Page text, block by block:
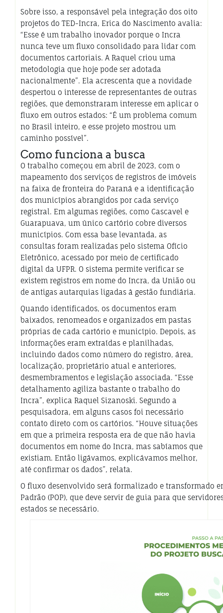
Sobre isso, a responsável pela integração dos oito
projetos do TED-Incra, Erica do Nascimento avalia:
“Esse é um trabalho inovador porque o Incra
nunca teve um fluxo consolidado para lidar com
documentos cartoriais. A Raquel criou uma
metodologia que hoje pode ser adotada
nacionalmente”. Ela acrescenta que a novidade
despertou o interesse de representantes de outras
regiões, que demonstraram interesse em aplicar o
fluxo em outros estados: “É um problema comum
no Brasil inteiro, e esse projeto mostrou um
caminho possível”.
Como funciona a busca
O trabalho começou em abril de 2023, com o
mapeamento dos serviços de registros de imóveis
na faixa de fronteira do Paraná e a identificação
dos municípios abrangidos por cada serviço
registral. Em algumas regiões, como Cascavel e
Guarapuava, um único cartório cobre diversos
municípios. Com essa base levantada, as
consultas foram realizadas pelo sistema Ofício
Eletrônico, acessado por meio de certificado
digital da UFPR. O sistema permite verificar se
existem registros em nome do Incra, da União ou
de antigas autarquias ligadas à gestão fundiária.
Quando identificados, os documentos eram
baixados, renomeados e organizados em pastas
próprias de cada cartório e município. Depois, as
informações eram extraídas e planilhadas,
incluindo dados como número do registro, área,
localização, proprietário atual e anteriores,
desmembramentos e legislação associada. “Esse
detalhamento agiliza bastante o trabalho do
Incra”, explica Raquel Sizanoski. Segundo a
pesquisadora, em alguns casos foi necessário
contato direto com os cartórios. “Houve situações
em que a primeira resposta era de que não havia
documentos em nome do Incra, mas sabíamos que
existiam. Então ligávamos, explicávamos melhor,
até confirmar os dados”, relata.
O fluxo desenvolvido será formalizado e transformado
Padrão (POP), que deve servir de guia para que
estados se necessário.